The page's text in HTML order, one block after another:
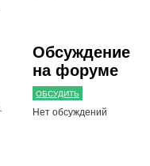
Обсуждение
на форуме
ОБСУДИТЬ
Нет обсуждений